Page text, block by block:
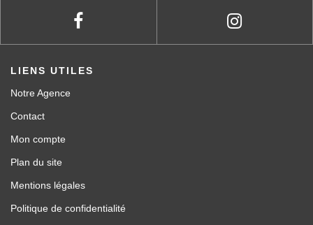
LIENS UTILES
Notre Agence
Contact
Mon compte
Plan du site
Mentions légales
Politique de confidentialité